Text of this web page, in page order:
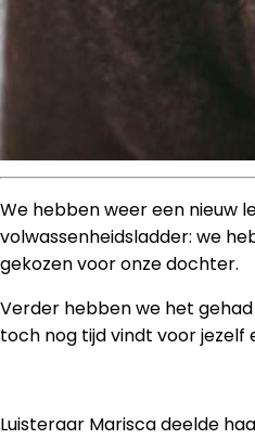
We hebben weer een nieuw
volwassenheidsladder: we
gekozen voor onze dochter.
Verder hebben we het
toch nog tijd vindt voor jezelf
Luisteraar Marisca deelde